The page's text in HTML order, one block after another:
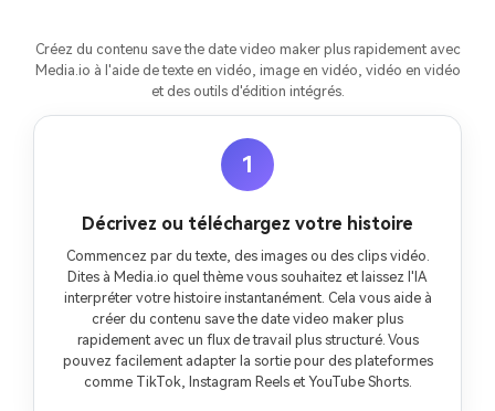
Créez du contenu save the date video maker plus rapidement avec
Media.io à l'aide de texte en vidéo, image en vidéo, vidéo en vidéo
et des outils d'édition intégrés.
1
Décrivez ou téléchargez votre histoire
Commencez par du texte, des images ou des clips vidéo.
Dites à Media.io quel thème vous souhaitez et laissez l'IA
interpréter votre histoire instantanément. Cela vous aide à
créer du contenu save the date video maker plus
rapidement avec un flux de travail plus structuré. Vous
pouvez facilement adapter la sortie pour des plateformes
comme TikTok, Instagram Reels et YouTube Shorts.